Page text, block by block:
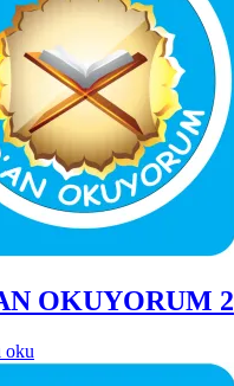
OKUYORUM 2
oku